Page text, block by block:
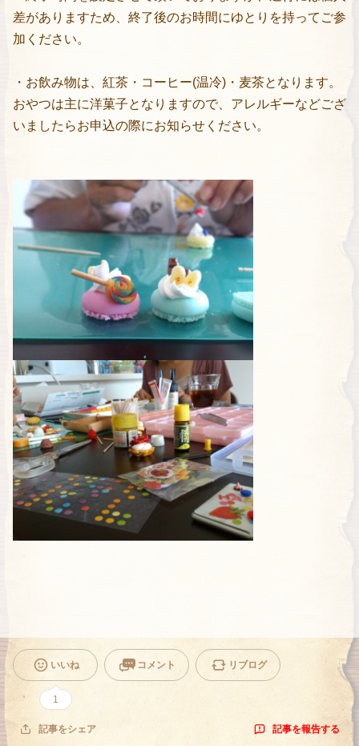
差がありますため、終了後のお時間にゆとりを持ってご参
加ください。
・お飲み物は、紅茶・コーヒー(温冷)・麦茶となります。
おやつは主に洋菓子となりますので、アレルギーなどござ
いましたらお申込の際にお知らせください。
いいね
1
コメント リブログ
記事をシェア 記事を報告する